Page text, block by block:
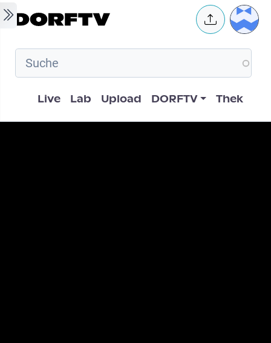
Skip to main content User
Hauptnavigation
Live Lab Upload DORFTV Thek